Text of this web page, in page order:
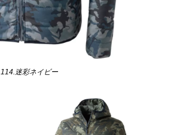
114.迷彩ネイビー